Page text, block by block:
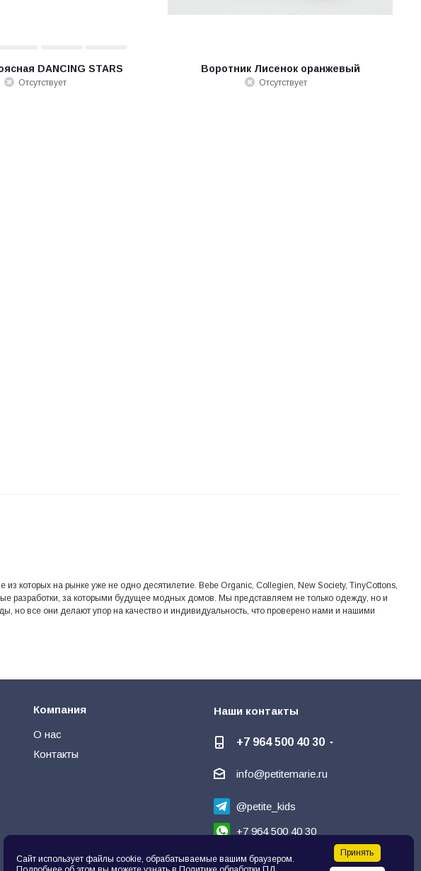
DANCING STARS
Отсутствует
Воротник Лисенок оранжевый
Отсутствует
которых на рынке уже не одно десятилетие. Bebe Organic, Collegien, New Society, TinyCottons,
разработки, за которыми будущее модных домов. Мы представляем не только одежду, но и
но все они делают упор на качество и индивидуальность, что проверено нами и нашими
Компания
О нас
Контакты
Наши контакты
+7 964 500 40 30
info@petitemarie.ru
@petite_kids
+7 964 500 40 30
Написать директору
Сайт использует файлы cookie, обрабатываемые вашим браузером.
Принять